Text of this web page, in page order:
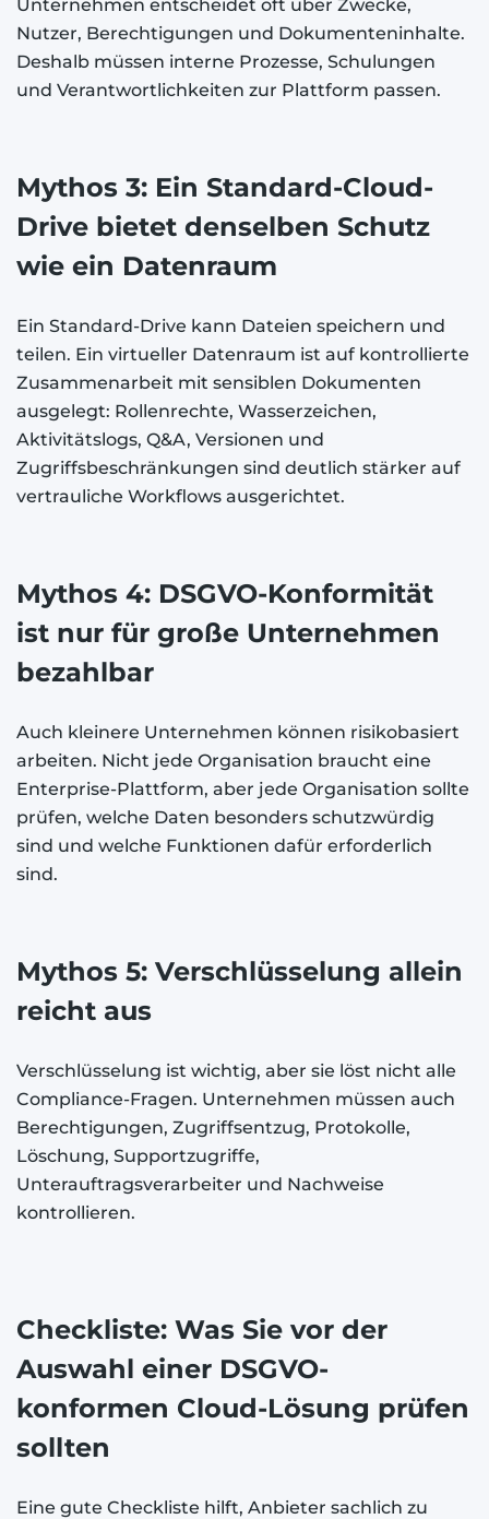
Unternehmen entscheidet oft über Zwecke,
Nutzer, Berechtigungen und Dokumenteninhalte.
Deshalb müssen interne Prozesse, Schulungen
und Verantwortlichkeiten zur Plattform passen.
Mythos 3: Ein Standard-Cloud-
Drive bietet denselben Schutz
wie ein Datenraum
Ein Standard-Drive kann Dateien speichern und
teilen. Ein virtueller Datenraum ist auf kontrollierte
Zusammenarbeit mit sensiblen Dokumenten
ausgelegt: Rollenrechte, Wasserzeichen,
Aktivitätslogs, Q&A, Versionen und
Zugriffsbeschränkungen sind deutlich stärker auf
vertrauliche Workflows ausgerichtet.
Mythos 4: DSGVO-Konformität
ist nur für große Unternehmen
bezahlbar
Auch kleinere Unternehmen können risikobasiert
arbeiten. Nicht jede Organisation braucht eine
Enterprise-Plattform, aber jede Organisation sollte
prüfen, welche Daten besonders schutzwürdig
sind und welche Funktionen dafür erforderlich
sind.
Mythos 5: Verschlüsselung allein
reicht aus
Verschlüsselung ist wichtig, aber sie löst nicht alle
Compliance-Fragen. Unternehmen müssen auch
Berechtigungen, Zugriffsentzug, Protokolle,
Löschung, Supportzugriffe,
Unterauftragsverarbeiter und Nachweise
kontrollieren.
Checkliste: Was Sie vor der
Auswahl einer DSGVO-
konformen Cloud-Lösung prüfen
sollten
Eine gute Checkliste hilft, Anbieter sachlich zu